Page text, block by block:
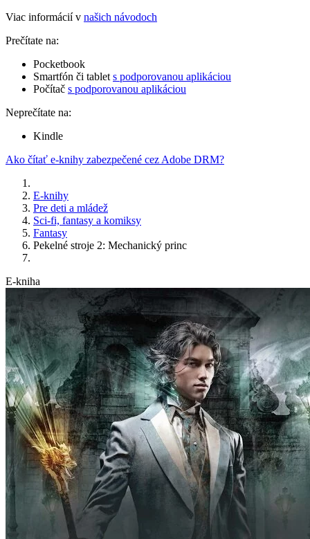
Viac informácií v našich návodoch
Prečítate na:
Pocketbook
Smartfón či tablet s podporovanou aplikáciou
Počítač s podporovanou aplikáciou
Neprečítate na:
Kindle
Ako čítať e-knihy zabezpečené cez Adobe DRM?
E-knihy
Pre deti a mládež
Sci-fi, fantasy a komiksy
Fantasy
Pekelné stroje 2: Mechanický princ
E-kniha